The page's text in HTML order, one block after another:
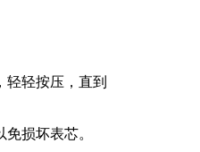
轻按压，直到
损坏表芯。